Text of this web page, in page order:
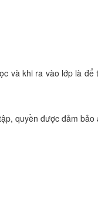
và khi ra vào lớp là
quyền được đảm bảo